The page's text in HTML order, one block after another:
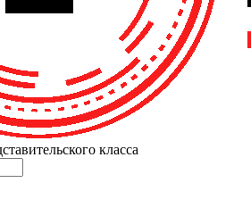
класса